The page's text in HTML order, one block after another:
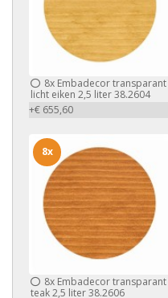
8x Embadecor transparant
licht eiken 2,5 liter 38.2604
+€ 655,60
8x Embadecor transparant
teak 2,5 liter 38.2606
8x